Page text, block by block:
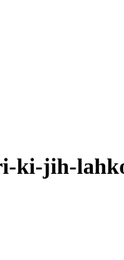
ki-jih-